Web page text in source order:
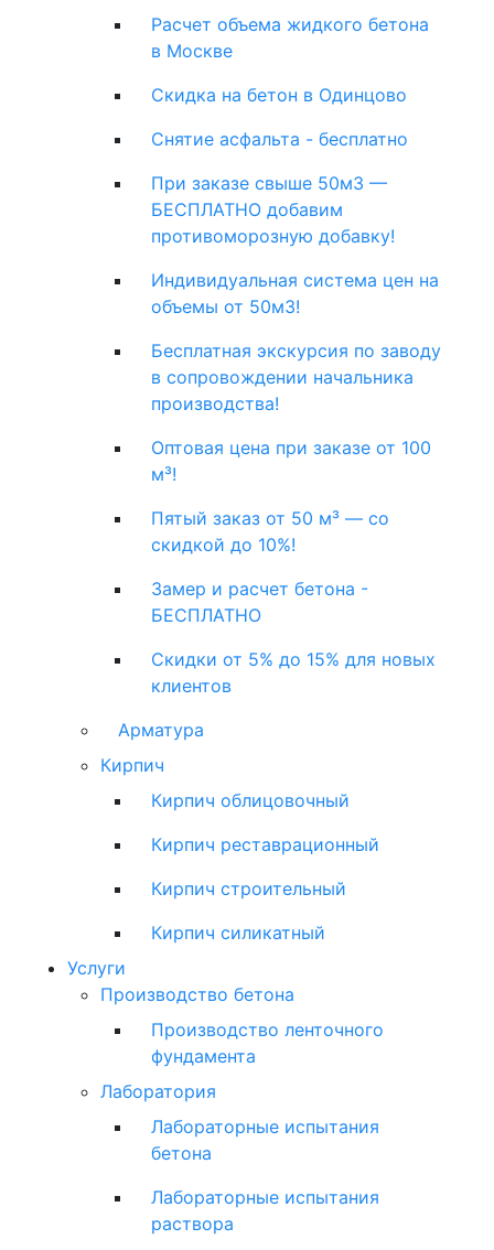
Расчет объема жидкого бетона
в Москве
Скидка на бетон в Одинцово
Снятие асфальта - бесплатно
При заказе свыше 50м3 —
БЕСПЛАТНО добавим
противоморозную добавку!
Индивидуальная система цен на
объемы от 50м3!
Бесплатная экскурсия по заводу
в сопровождении начальника
производства!
Оптовая цена при заказе от 100
м³!
Пятый заказ от 50 м³ — со
скидкой до 10%!
Замер и расчет бетона -
БЕСПЛАТНО
Скидки от 5% до 15% для новых
клиентов
Арматура
Кирпич
Кирпич облицовочный
Кирпич реставрационный
Кирпич строительный
Кирпич силикатный
Услуги
Производство бетона
Производство ленточного
фундамента
Лаборатория
Лабораторные испытания
бетона
Лабораторные испытания
раствора